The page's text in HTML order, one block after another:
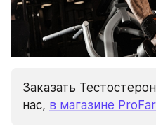
Заказать
нас, в магазине